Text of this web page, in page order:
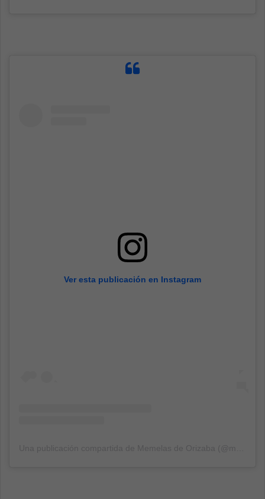
Ver esta publicación en Instagram